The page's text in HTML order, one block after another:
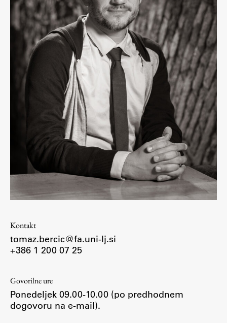
Mednarodno sodelovanje
Članstva v združenjih
Konzorciji
Tržna dejavnost
Kontakti
Intranet UL FA
Intranet UL
Osebni portal FIORI
Spletni arhiv DEPO
Študij
Predstavitev študija
Študentske informacije
Izbirni moduli EMŠA
Kontakt
tomaz.bercic@fa.uni-lj.si
+386 1 200 07 25
Govorilne ure
Ponedeljek 09.00-10.00 (po predhodnem
dogovoru na e-mail).